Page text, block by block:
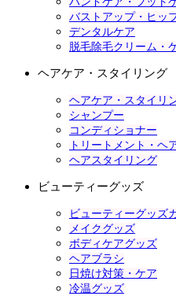
バストアップ・ヒッ
デンタルケア
脱毛除毛クリーム・
ヘアケア・スタイリング
ヘアケア・スタイリ
シャンプー
コンディショナー
トリートメント・ヘ
ヘアスタイリング
ビューティーグッズ
ビューティーグッズ
メイクグッズ
ボディケアグッズ
ヘアブラシ
日焼け対策・ケア
冷温グッズ